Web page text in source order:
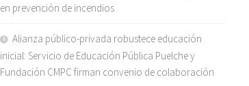
en prevención de incendios
Alianza público-privada robustece educación
inicial: Servicio de Educación Pública Puelche y
Fundación CMPC firman convenio de colaboración